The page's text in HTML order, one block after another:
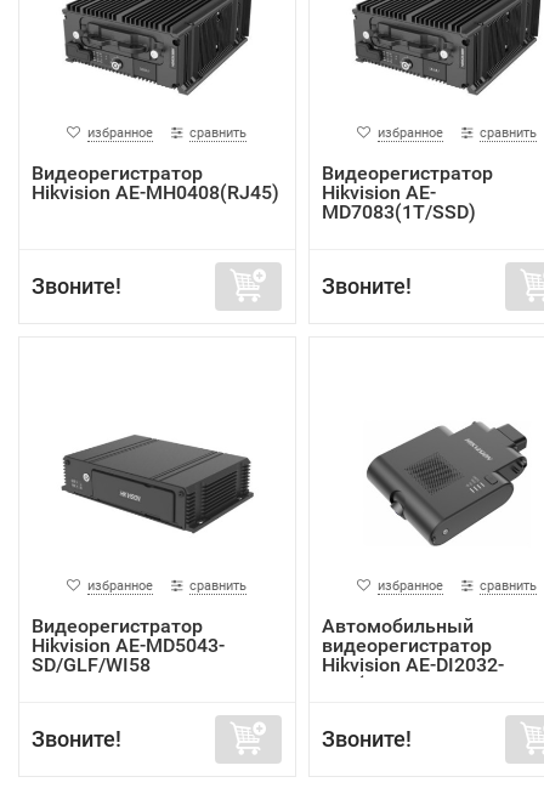
избранное сравнить
Видеорегистратор
Hikvision AE-MH0408(RJ45)
Звоните!
избранное сравнить
Видеорегистратор
Hikvision AE-
MD7083(1T/SSD)
Звоните!
избранное сравнить
Видеорегистратор
Hikvision AE-MD5043-
SD/GLF/WI58
Звоните!
избранное сравнить
Автомобильный
видеорегистратор
Hikvision AE-DI2032-
G40(In...
Звоните!